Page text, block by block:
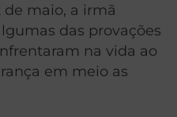
de maio, a irmã
das provações
na vida ao
em meio as